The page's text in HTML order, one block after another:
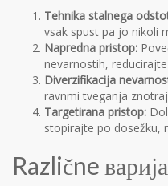
Tehnika stalnega
vsak spust pa jo nikoli
Napredna pristop:
nevarnostih,
Diverzifikacija
ravnmi tveganja
Targetirana pristop:
stopirajte po dosežku,
Različne